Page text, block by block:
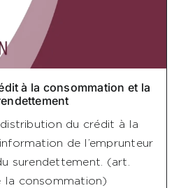
à la consommation et la
du crédit à la
de l’emprunteur
surendettement. (art.
la consommation)